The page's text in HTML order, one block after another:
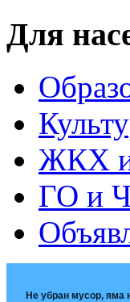
Для
ЖКХ и
ГО и
Не убран мусор, яма